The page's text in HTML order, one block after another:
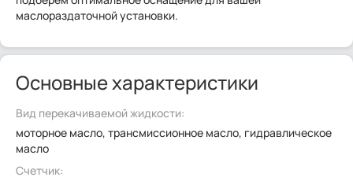
маслораздаточной установки.
Основные характеристики
Вид перекачиваемой жидкости:
моторное масло, трансмиссионное масло, гидравлическое
масло
Счетчик: